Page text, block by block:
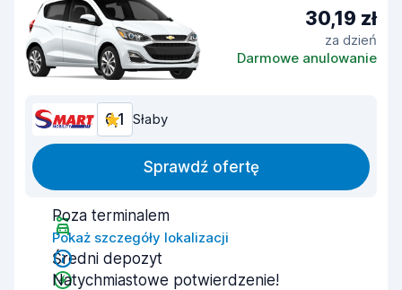
30,19 zł
za dzień
Darmowe anulowanie
6,1 Słaby
Sprawdź ofertę
Poza terminalem
Pokaż szczegóły lokalizacji
Średni depozyt
Natychmiastowe potwierdzenie!